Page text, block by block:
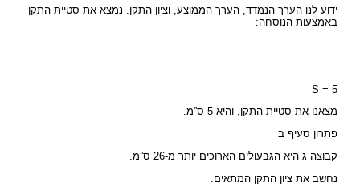
ידוע לנו הערך הנמדד, הערך הממוצע, וציון התקן. נמצא את סטיית התקן
באמצעות הנוסחה:
S = 5
מצאנו את סטיית התקן, והיא 5 ס”מ.
פתרון סעיף ב
קבוצה ג היא הגבעולים הארוכים יותר מ-26 ס”מ.
נחשב את ציון התקן המתאים: